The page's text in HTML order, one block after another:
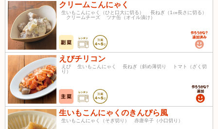
クリームこんにゃく
生いもこんにゃく（ひと口大に切る） 長ねぎ（1㎝長さに切る）
クリームチーズ ツナ缶（オイル漬け）
えびチリコン
えび 生いもこんにゃく 長ねぎ（斜め薄切り トマト（ざく切
り）
生いもこんにゃくのきんぴら風
生いもこんにゃく（そぎ切り） 赤唐辛子（小口切り）